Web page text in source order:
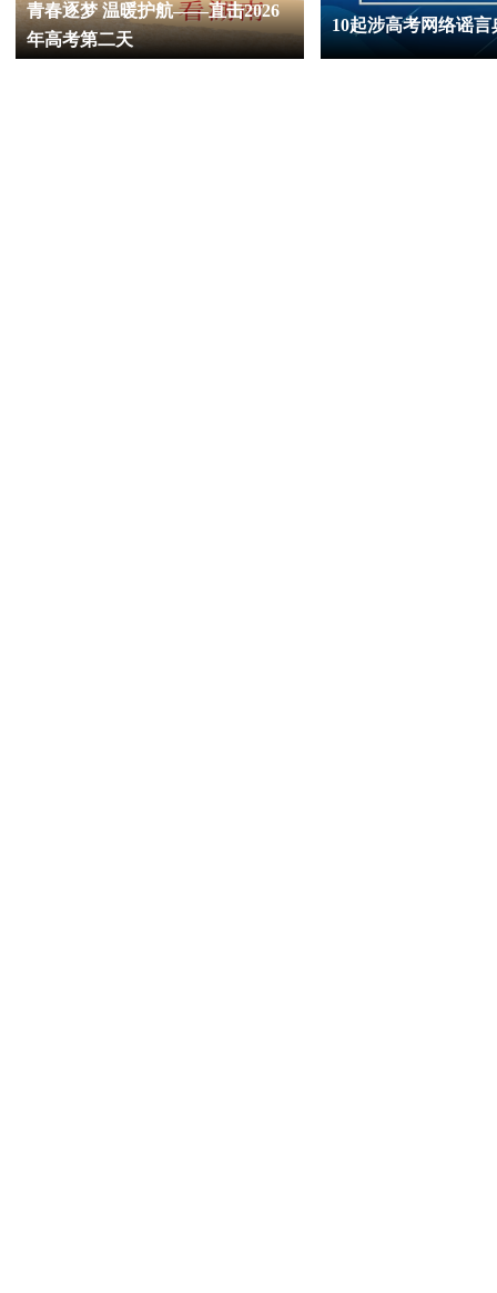
青春逐梦 温暖护航——直击2026
年高考第二天
10起涉高考网络谣言